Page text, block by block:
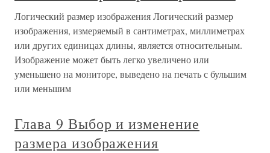
Логический размер изображения Логический размер
изображения, измеряемый в сантиметрах, миллиметрах
или других единицах длины, является относительным.
Изображение может быть легко увеличено или
уменьшено на мониторе, выведено на печать с бульшим
или меньшим
Глава 9 Выбор и изменение
размера изображения